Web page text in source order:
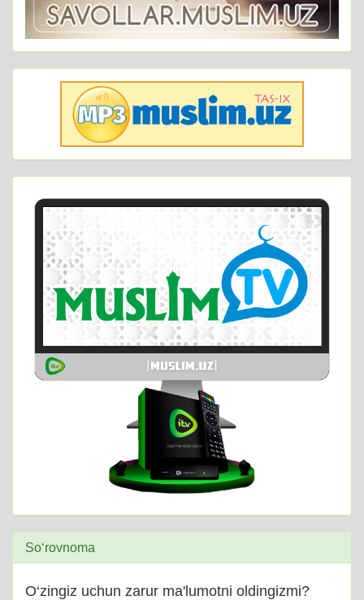
So‘rovnoma
O‘zingiz uchun zarur ma'lumotni oldingizmi?